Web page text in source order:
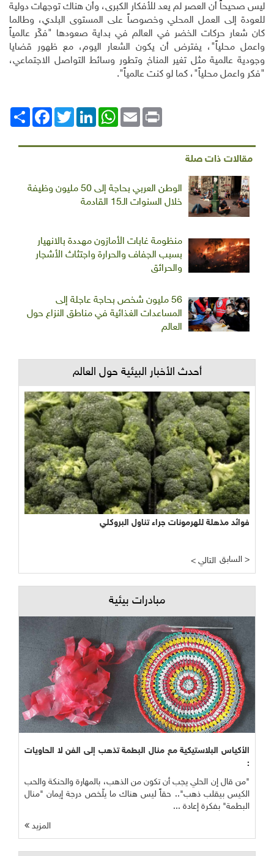
ليس صحيحاً أن العصر لم يعد للأفكار الكبرى، وأن هناك توجهات دولية
للعودة إلى العمل المحلي وخصوصاً على المستوى البلدي، وطالما
كان شعار حركات الخضر في العالم في بداية صعودها "فكّر عالمياً
واعمل محلياً"، يفترض أن يكون الشعار اليوم، مع ظهور قضايا
وجودية عالمية مثل تغير المناخ وتطور وسائط التواصل الاجتماعي،
"فكر واعمل محلياً"، كما لو كنت عالمياً".
انشر
FacebookTwitterLinkedIn
WhatsAppEmail Print
مقالات ذات صلة
الوطن العربي بحاجة إلى 50 مليون وظيفة
خلال السنوات الـ15 القادمة
منظومة غابات الأمازون مهددة بالانهيار
بسبب الجفاف والحرارة واجتثاث الأشجار
والحرائق
56 مليون شخص بحاجة عاجلة إلى
المساعدات الغذائية في مناطق النزاع حول
العالم
أحدث الأخبار البيئية حول العالم
فوائد مذهلة للهرمونات جراء تناول البروكلي
< التالي السابق >
مبادرات بيئية
الأكياس البلاستيكية مع منال البطمة تذهب إلى الفن لا الحاويات
:
"من قال إن الحلي يجب أن تكون من الذهب، بالمهارة والحنكة والحب
الكيس بيقلب ذهب".. حقاً ليس هناك ما يلّخص درجة إيمان "منال
البطمة" بفكرة إعادة ...
المزيد